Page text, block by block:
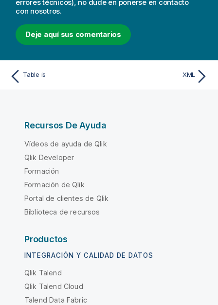
errores técnicos), no dude en ponerse en contacto
con nosotros.
Deje aquí sus comentarios
Table is XML
Recursos De Ayuda
Vídeos de ayuda de Qlik
Qlik Developer
Formación
Formación de Qlik
Portal de clientes de Qlik
Biblioteca de recursos
Productos
INTEGRACIÓN Y CALIDAD DE DATOS
Qlik Talend
Qlik Talend Cloud
Talend Data Fabric